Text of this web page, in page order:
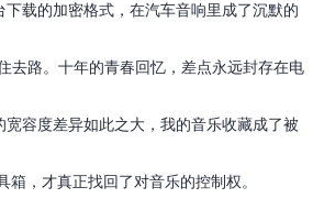
载的加密格式，在汽车音响里成了沉默的
去路。十年的青春回忆，差点永远封存在电
容度差异如此之大，我的音乐收藏成了被
，才真正找回了对音乐的控制权。